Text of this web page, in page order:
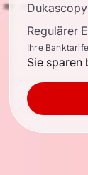
Regulärer
Ihre
Sie sparen